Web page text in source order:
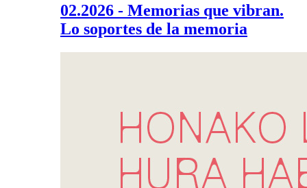
02.2026 - Memorias que vibran.
Lo soportes de la memoria